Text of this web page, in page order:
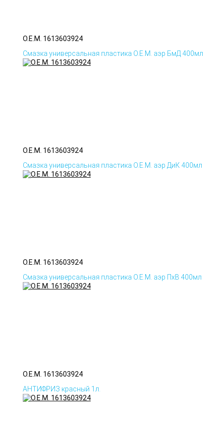
O.E.M. 1613603924
Смазка универсальная пластика O.E.M. аэр БмД 400мл
O.E.M. 1613603924
Смазка универсальная пластика O.E.M. аэр ДиК 400мл
O.E.M. 1613603924
Смазка универсальная пластика O.E.M. аэр ПхВ 400мл
O.E.M. 1613603924
АНТИФРИЗ красный 1л.